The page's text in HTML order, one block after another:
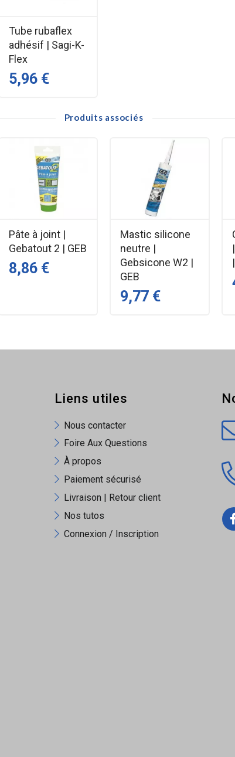
Tube rubaflex
adhésif | Sagi-K-
Flex
5,96 €
Produits associés
Pâte à joint |
Gebatout 2 | GEB
8,86 €
Mastic silicone
neutre |
Gebsicone W2 |
GEB
9,77 €
Liens utiles
Nous contacter
Foire Aux Questions
À propos
Paiement sécurisé
Livraison | Retour client
Nos tutos
Connexion / Inscription